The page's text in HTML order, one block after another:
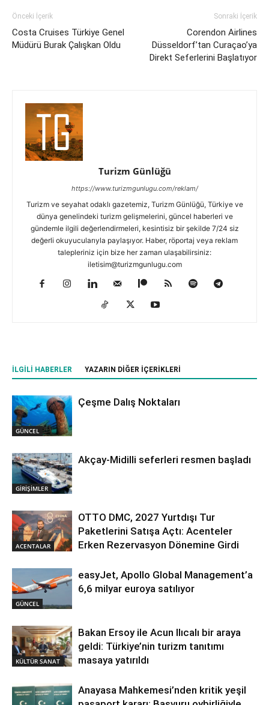
Önceki İçerik
Costa Cruises Türkiye Genel
Müdürü Burak Çalışkan Oldu
Sonraki İçerik
Corendon Airlines
Düsseldorf’tan Curaçao’ya
Direkt Seferlerini Başlatıyor
Turizm Günlüğü
https://www.turizmgunlugu.com/reklam/
Turizm ve seyahat odaklı gazetemiz, Turizm Günlüğü, Türkiye ve
dünya genelindeki turizm gelişmelerini, güncel haberleri ve
gündemle ilgili değerlendirmeleri, kesintisiz bir şekilde 7/24 siz
değerli okuyucularıyla paylaşıyor. Haber, röportaj veya reklam
talepleriniz için bize her zaman ulaşabilirsiniz:
iletisim@turizmgunlugu.com
İLGILI HABERLER YAZARIN DIĞER İÇERIKLERI
GÜNCEL
Çeşme Dalış Noktaları
GİRİŞİMLER
Akçay-Midilli seferleri resmen başladı
ACENTALAR
OTTO DMC, 2027 Yurtdışı Tur
Paketlerini Satışa Açtı: Acenteler
Erken Rezervasyon Dönemine Girdi
GÜNCEL
easyJet, Apollo Global Management’a
6,6 milyar euroya satılıyor
KÜLTÜR SANAT
Bakan Ersoy ile Acun Ilıcalı bir araya
geldi: Türkiye’nin turizm tanıtımı
masaya yatırıldı
Anayasa Mahkemesi’nden kritik yeşil